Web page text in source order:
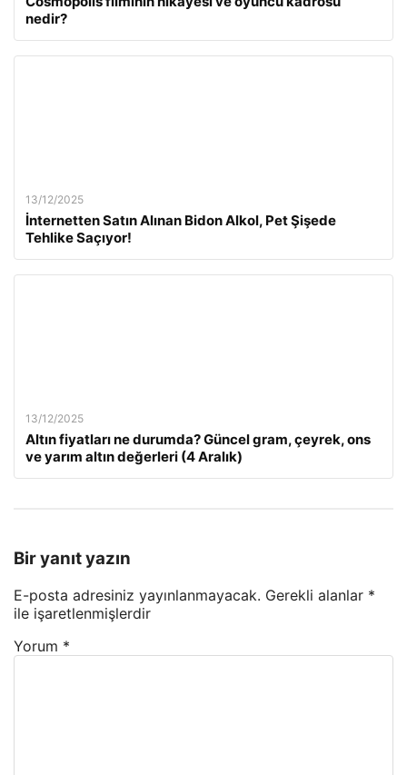
nedir?
13/12/2025
İnternetten Satın Alınan Bidon Alkol, Pet Şişede
Tehlike Saçıyor!
13/12/2025
Altın fiyatları ne durumda? Güncel gram, çeyrek, ons
ve yarım altın değerleri (4 Aralık)
Bir yanıt yazın
E-posta adresiniz yayınlanmayacak. Gerekli alanlar *
ile işaretlenmişlerdir
Yorum *